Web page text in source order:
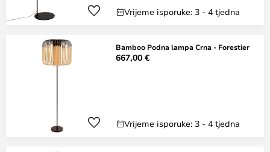
Vrijeme isporuke: 3 - 4 tjedna
Bamboo Podna lampa Crna - Forestier
667,00 €
Vrijeme isporuke: 3 - 4 tjedna